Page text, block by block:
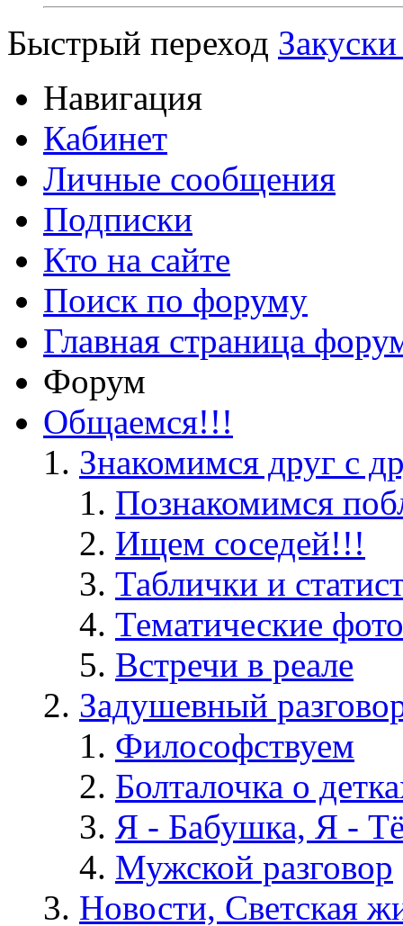
Быстрый переход
Навигация
Кабинет
Личные сообщения
Подписки
Кто на сайте
Поиск по форуму
Главная страница
Форум
Общаемся!!!
Знакомимся друг с
Познакомимся
Ищем соседей!!!
Таблички и
Тематические фото
Встречи в реале
Задушевный
Философствуем
Болталочка о
Я - Бабушка, Я -
Мужской разговор
Новости, Светская